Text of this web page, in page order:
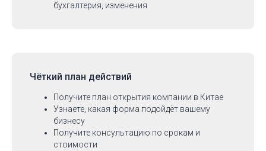
бухгалтерия, изменения
Чёткий план действий
Получите план открытия компании в Китае
Узнаете, какая форма подойдёт вашему
бизнесу
Получите консультацию по срокам и
стоимости